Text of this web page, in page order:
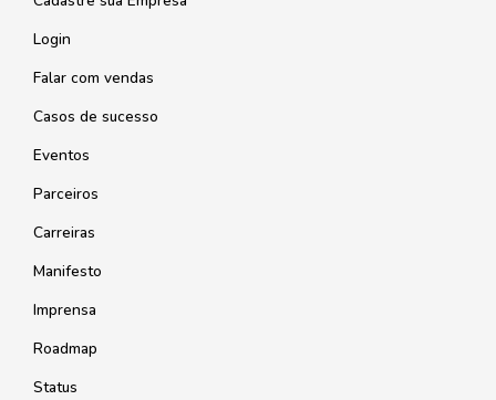
Login
Falar com vendas
Casos de sucesso
Eventos
Parceiros
Carreiras
Manifesto
Imprensa
Roadmap
Status